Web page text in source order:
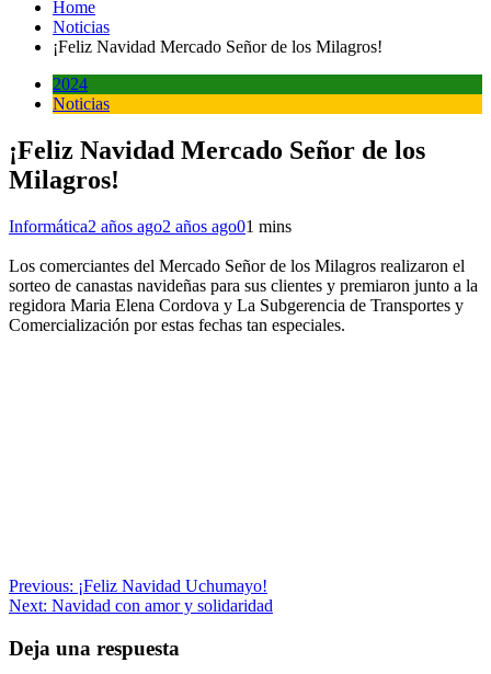
Home
Noticias
¡Feliz Navidad Mercado Señor de los Milagros!
2024
Noticias
¡Feliz Navidad Mercado Señor de los
Milagros!
Informática2 años ago2 años ago01 mins
Los comerciantes del Mercado Señor de los Milagros realizaron el
sorteo de canastas navideñas para sus clientes y premiaron junto a la
regidora Maria Elena Cordova y La Subgerencia de Transportes y
Comercialización por estas fechas tan especiales.
Navegación
de
entradas
Previous: ¡Feliz Navidad Uchumayo!
Next: Navidad con amor y solidaridad
Deja una respuesta